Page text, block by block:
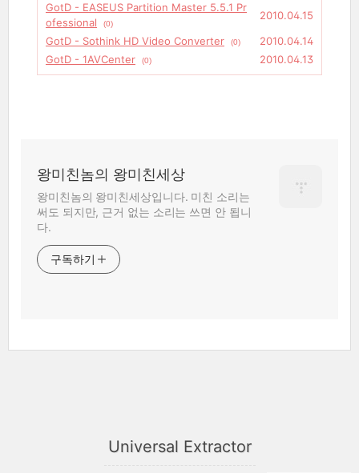
GotD - EASEUS Partition Master 5.5.1 Pr
ofessional
(0)
2010.04.15
GotD - Sothink HD Video Converter
(0)
2010.04.14
GotD - 1AVCenter
(0) 2010.04.13
왕미친놈의 왕미친세상
왕미친놈의 왕미친세상입니다. 미친 소리는
써도 되지만, 근거 없는 소리는 쓰면 안 됩니
다.
구독하기
Universal Extractor